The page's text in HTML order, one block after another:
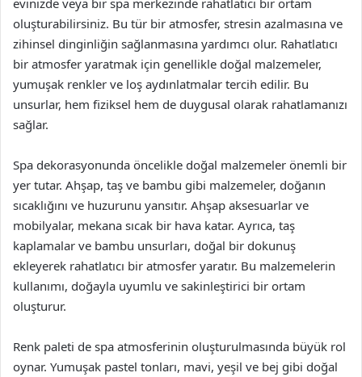
evinizde veya bir spa merkezinde rahatlatıcı bir ortam
oluşturabilirsiniz. Bu tür bir atmosfer, stresin azalmasına ve
zihinsel dinginliğin sağlanmasına yardımcı olur. Rahatlatıcı
bir atmosfer yaratmak için genellikle doğal malzemeler,
yumuşak renkler ve loş aydınlatmalar tercih edilir. Bu
unsurlar, hem fiziksel hem de duygusal olarak rahatlamanızı
sağlar.
Spa dekorasyonunda öncelikle doğal malzemeler önemli bir
yer tutar. Ahşap, taş ve bambu gibi malzemeler, doğanın
sıcaklığını ve huzurunu yansıtır. Ahşap aksesuarlar ve
mobilyalar, mekana sıcak bir hava katar. Ayrıca, taş
kaplamalar ve bambu unsurları, doğal bir dokunuş
ekleyerek rahatlatıcı bir atmosfer yaratır. Bu malzemelerin
kullanımı, doğayla uyumlu ve sakinleştirici bir ortam
oluşturur.
Renk paleti de spa atmosferinin oluşturulmasında büyük rol
oynar. Yumuşak pastel tonları, mavi, yeşil ve bej gibi doğal